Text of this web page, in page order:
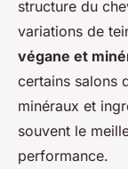
structure du
variations de
végane et
certains salons
minéraux et
souvent le
performance.